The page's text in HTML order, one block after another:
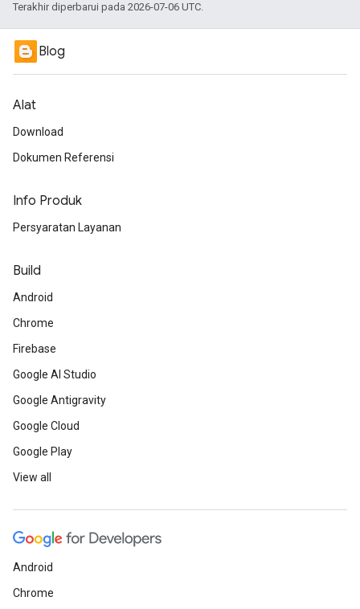
Terakhir diperbarui pada 2026-07-06 UTC.
Blog
Alat
Download
Dokumen Referensi
Info Produk
Persyaratan Layanan
Build
Android
Chrome
Firebase
Google AI Studio
Google Antigravity
Google Cloud
Google Play
View all
Android
Chrome